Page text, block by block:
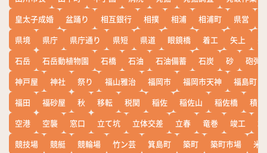
皇太子成婚
盆踊り 相互銀行 相撲 相浦 相浦町 県営
県境
県庁 県庁通り 県短 県道 眼鏡橋 着工 矢上
石岳
石岳動植物園 石橋 石油 石油備蓄 石炭 砂
砲弾
神戸屋
神社 祭り 福山雅治 福岡市 福岡市天神
福島町
福田
福砂屋 秋 移転 税関 稲佐 稲佐山 稲佐橋
積雪
空港
空襲 窓口 立て坑 立体交差 立春 竜巻 竣工
競技場
競艇 競輪場 竹ン芸 箕島町 築町 築町市場
米